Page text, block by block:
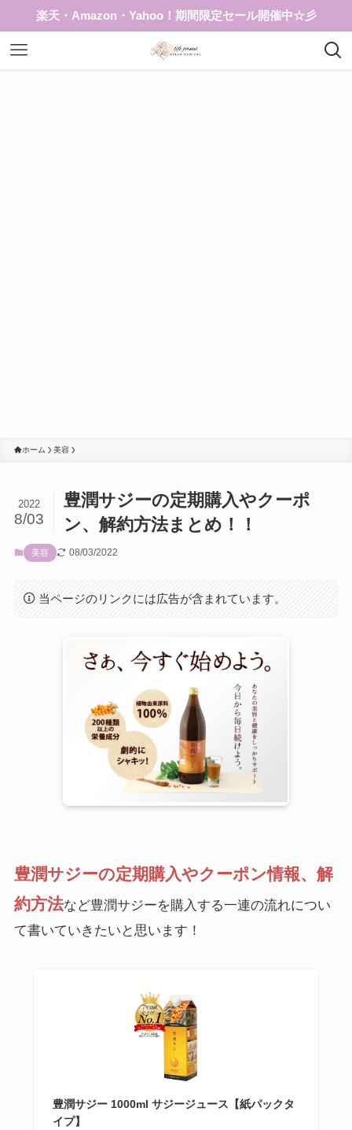
楽天・Amazon・Yahoo！期間限定セール開催中☆彡
ホーム 美容
豊潤サジーの定期購入やクーポ
ン、解約方法まとめ！！
2022
8/03
美容 08/03/2022
当ページのリンクには広告が含まれています。
豊潤サジーの定期購入やクーポン情報、解
約方法など豊潤サジーを購入する一連の流れについ
て書いていきたいと思います！
豊潤サジー 1000ml サジージュース【紙パックタ
イプ】